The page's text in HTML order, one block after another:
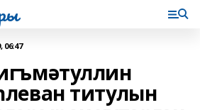
06:47
титулын